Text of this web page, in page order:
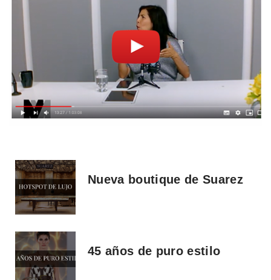
Nueva boutique de Suarez
45 años de puro estilo